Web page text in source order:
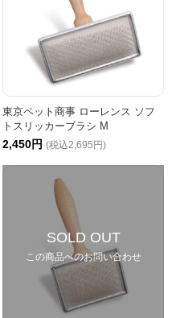
東京ペット商事 ローレンス ソフ
トスリッカーブラシ M
2,450円 (税込2,695円)
SOLD OUT
この商品へのお問い合わせ